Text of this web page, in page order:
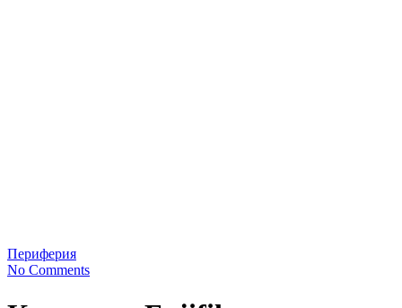
Периферия
No Comments